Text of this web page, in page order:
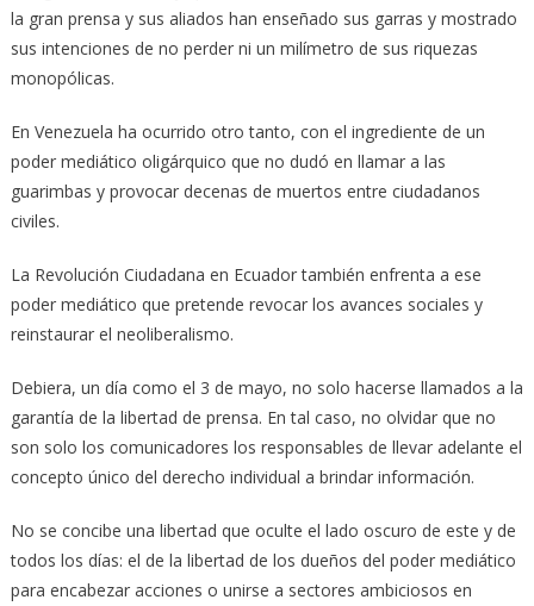
la gran prensa y sus aliados han enseñado sus garras y mostrado
sus intenciones de no perder ni un milímetro de sus riquezas
monopólicas.
En Venezuela ha ocurrido otro tanto, con el ingrediente de un
poder mediático oligárquico que no dudó en llamar a las
guarimbas y provocar decenas de muertos entre ciudadanos
civiles.
La Revolución Ciudadana en Ecuador también enfrenta a ese
poder mediático que pretende revocar los avances sociales y
reinstaurar el neoliberalismo.
Debiera, un día como el 3 de mayo, no solo hacerse llamados a la
garantía de la libertad de prensa. En tal caso, no olvidar que no
son solo los comunicadores los responsables de llevar adelante el
concepto único del derecho individual a brindar información.
No se concibe una libertad que oculte el lado oscuro de este y de
todos los días: el de la libertad de los dueños del poder mediático
para encabezar acciones o unirse a sectores ambiciosos en